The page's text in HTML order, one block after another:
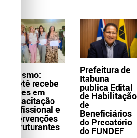
Turismo:
Itaetê recebe
ações em
capacitação
profissional e
intervenções
estruturantes
Prefeitura de
Itabuna
publica Edital
de Habilitação
de
Beneficiários
do Precatório
do FUNDEF